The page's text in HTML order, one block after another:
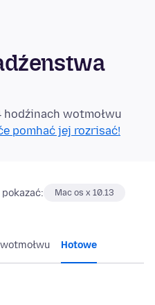
hodźinach wotmołwu
pomhać jej rozrisać!
Mac os x 10.13
Hotowe